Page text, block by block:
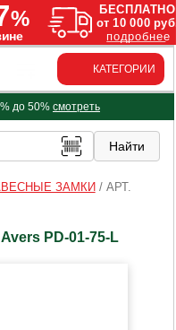
КАТЕГОРИИ
до 50% смотреть
ЗАМКИ / АРТ.
PD-01-75-L